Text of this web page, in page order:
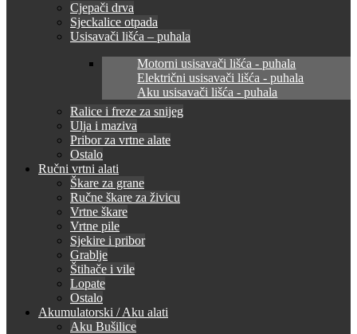
Cjepači drva
Sjeckalice otpada
Usisavači lišća – puhala
Motorni usisavači lišća - puhala
Električni usisavači lišća - puhala
Aku usisavači lišća - puhala
Ralice i freze za snijeg
Ulja i maziva
Pribor za vrtne alate
Ostalo
Ručni vrtni alati
Škare za grane
Ručne škare za živicu
Vrtne škare
Vrtne pile
Sjekire i pribor
Grablje
Štihače i vile
Lopate
Ostalo
Akumulatorski / Aku alati
Aku Bušilice